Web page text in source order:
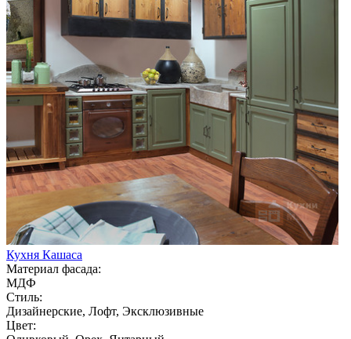
Кухня Кашаса
Материал фасада:
МДФ
Стиль:
Дизайнерские, Лофт, Эксклюзивные
Цвет: